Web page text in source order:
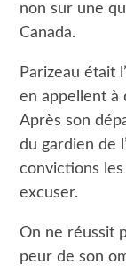
non sur une
Canada.
Parizeau était
en appellent à
Après son
du gardien de
convictions les
excuser.
On ne réussit
peur de son